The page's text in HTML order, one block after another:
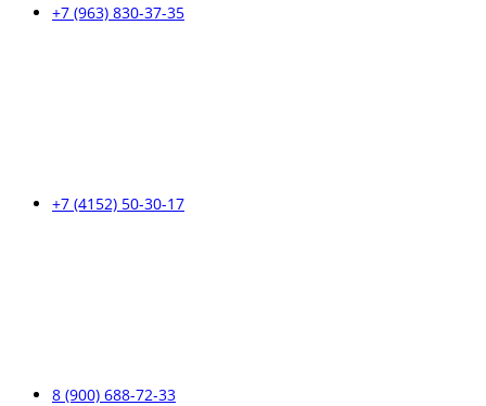
+7 (963) 830-37-35
+7 (4152) 50-30-17
8 (900) 688-72-33